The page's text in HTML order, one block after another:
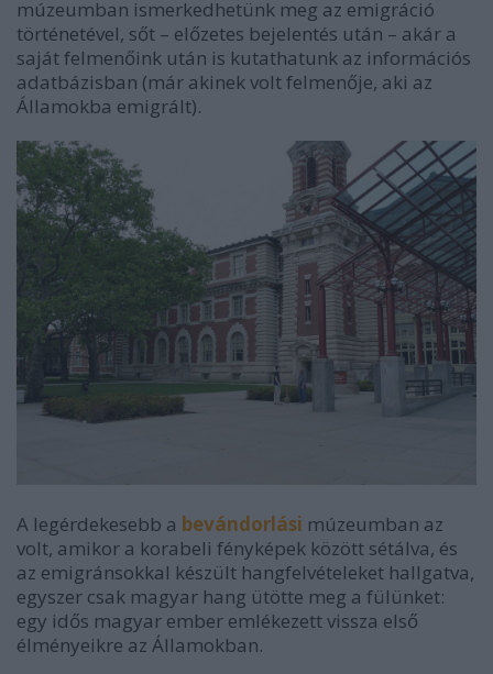
múzeumban ismerkedhetünk meg az emigráció
történetével, sőt – előzetes bejelentés után – akár a
saját felmenőink után is kutathatunk az információs
adatbázisban (már akinek volt felmenője, aki az
Államokba emigrált).
A legérdekesebb a bevándorlási múzeumban az
volt, amikor a korabeli fényképek között sétálva, és
az emigránsokkal készült hangfelvételeket hallgatva,
egyszer csak magyar hang ütötte meg a fülünket:
egy idős magyar ember emlékezett vissza első
élményeikre az Államokban.